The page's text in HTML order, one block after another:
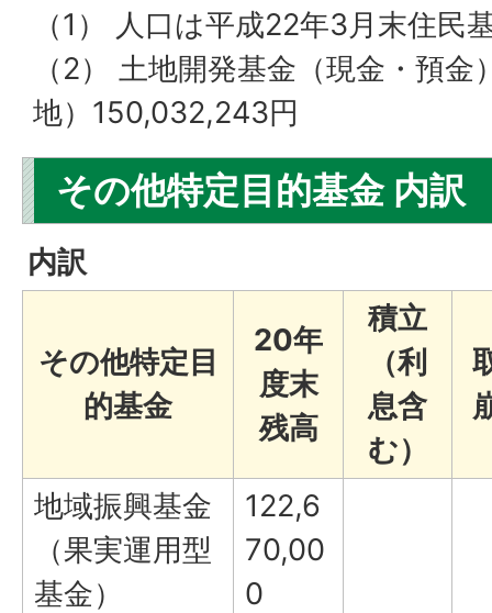
（1） 人口は平成22年3月末住民
（2） 土地開発基金（現金・預
地）150,032,243円
その他特定目的基金 内訳
内訳
その他特定目
的基金
20年
度末
残高
積立
（利
息含
む）
地域振興基金
（果実運用型
基金）
122,6
70,00
0